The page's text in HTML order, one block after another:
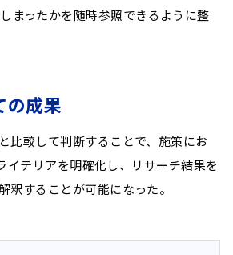
まったかを随時参照できるように整
の成果
比較して判断することで、施策にお
イテリアを明確化し、リサーチ結果を
釈することが可能になった。